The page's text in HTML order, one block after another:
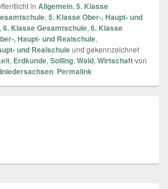
in Allgemein, 5. Klasse
, 5. Klasse Ober-, Haupt- und
, 6. Klasse Gesamtschule, 6. Klasse
, Haupt- und Realschule,
und Realschuleund gekennzeichnet
, Erdkunde, Solling, Wald, Wirtschaftvon
. Permalink